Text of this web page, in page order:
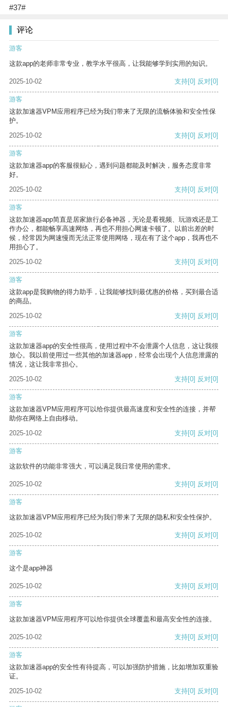
#37#
评论
游客
这款app的老师非常专业，教学水平很高，让我能够学到实用的知识。
2025-10-02 支持[0] 反对[0]
游客
这款加速器VPM应用程序已经为我们带来了无限的流畅体验和安全性保
护。
2025-10-02
支持[0] 反对[0]
游客
这款加速器app的客服很贴心，遇到问题都能及时解决，服务态度非常
好。
2025-10-02
支持[0] 反对[0]
游客
这款加速器app简直是居家旅行必备神器，无论是看视频、玩游戏还是工
作办公，都能畅享高速网络，再也不用担心网速卡顿了。以前出差的时
候，经常因为网速慢而无法正常使用网络，现在有了这个app，我再也不
用担心了。
2025-10-02
支持[0] 反对[0]
游客
这款app是我购物的得力助手，让我能够找到最优惠的价格，买到最合适
的商品。
2025-10-02
支持[0] 反对[0]
游客
这款加速器app的安全性很高，使用过程中不会泄露个人信息，这让我很
放心。我以前使用过一些其他的加速器app，经常会出现个人信息泄露的
情况，这让我非常担心。
2025-10-02
支持[0] 反对[0]
游客
这款加速器VPM应用程序可以给你提供最高速度和安全性的连接，并帮
助你在网络上自由移动。
2025-10-02
支持[0] 反对[0]
游客
这款软件的功能非常强大，可以满足我日常使用的需求。
2025-10-02 支持[0] 反对[0]
游客
这款加速器VPM应用程序已经为我们带来了无限的隐私和安全性保护。
2025-10-02 支持[0] 反对[0]
游客
这个是app神器
2025-10-02 支持[0] 反对[0]
游客
这款加速器VPM应用程序可以给你提供全球覆盖和最高安全性的连接。
2025-10-02 支持[0] 反对[0]
游客
这款加速器app的安全性有待提高，可以加强防护措施，比如增加双重验
证。
2025-10-02
支持[0] 反对[0]